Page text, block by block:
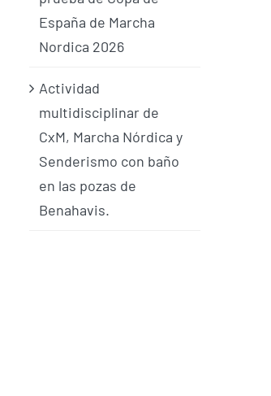
España de Marcha
Nordica 2026
Actividad
multidisciplinar de
CxM, Marcha Nórdica y
Senderismo con baño
en las pozas de
Benahavis.